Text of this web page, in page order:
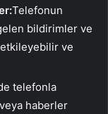
Telefonun
bildirimler ve
ve
telefonla
haberler